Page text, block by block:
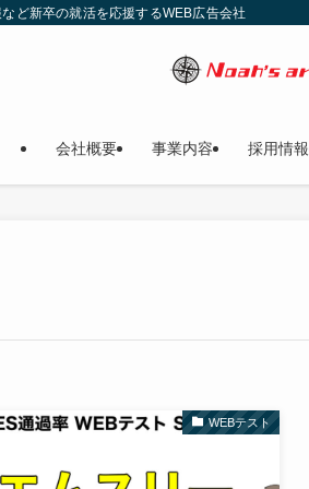
ど新卒の就活を応援するWEB広告会社
会社概要 事業内容 採用情報
WEBテスト